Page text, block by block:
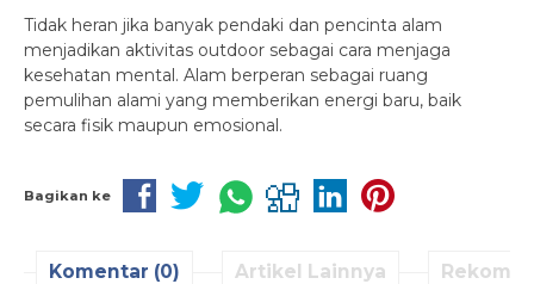
Tidak heran jika banyak pendaki dan pencinta alam
menjadikan aktivitas outdoor sebagai cara menjaga
kesehatan mental. Alam berperan sebagai ruang
pemulihan alami yang memberikan energi baru, baik
secara fisik maupun emosional.
Bagikan ke
Komentar (0) Artikel Lainnya